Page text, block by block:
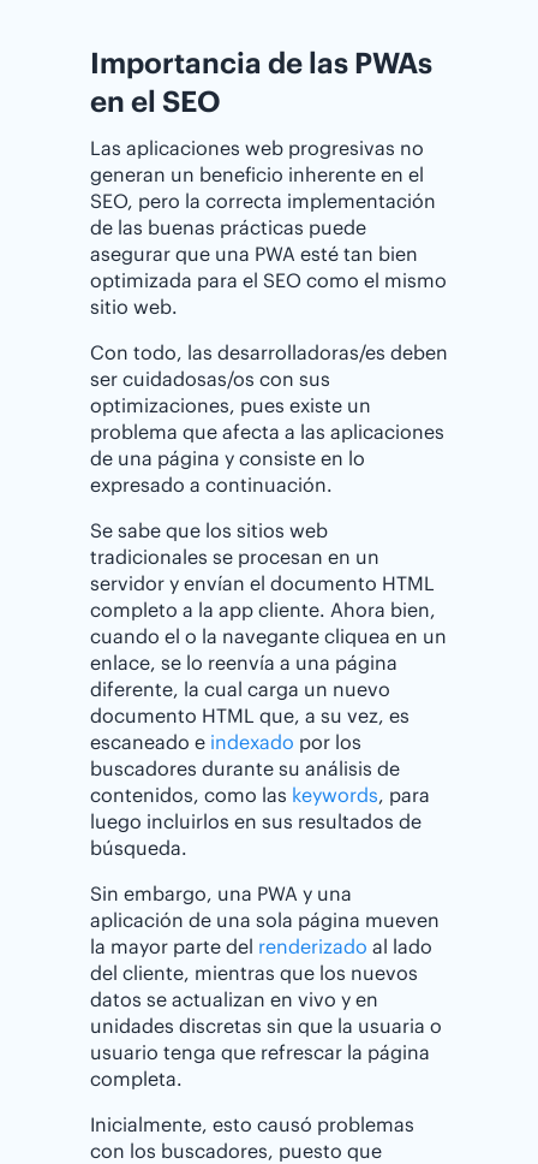
Importancia de las PWAs
en el SEO
Las aplicaciones web progresivas no
generan un beneficio inherente en el
SEO, pero la correcta implementación
de las buenas prácticas puede
asegurar que una PWA esté tan bien
optimizada para el SEO como el mismo
sitio web.
Con todo, las desarrolladoras/es deben
ser cuidadosas/os con sus
optimizaciones, pues existe un
problema que afecta a las aplicaciones
de una página y consiste en lo
expresado a continuación.
Se sabe que los sitios web
tradicionales se procesan en un
servidor y envían el documento HTML
completo a la app cliente. Ahora bien,
cuando el o la navegante cliquea en un
enlace, se lo reenvía a una página
diferente, la cual carga un nuevo
documento HTML que, a su vez, es
escaneado e indexado por los
buscadores durante su análisis de
contenidos, como las keywords, para
luego incluirlos en sus resultados de
búsqueda.
Sin embargo, una PWA y una
aplicación de una sola página mueven
la mayor parte del renderizado al lado
del cliente, mientras que los nuevos
datos se actualizan en vivo y en
unidades discretas sin que la usuaria o
usuario tenga que refrescar la página
completa.
Inicialmente, esto causó problemas
con los buscadores, puesto que